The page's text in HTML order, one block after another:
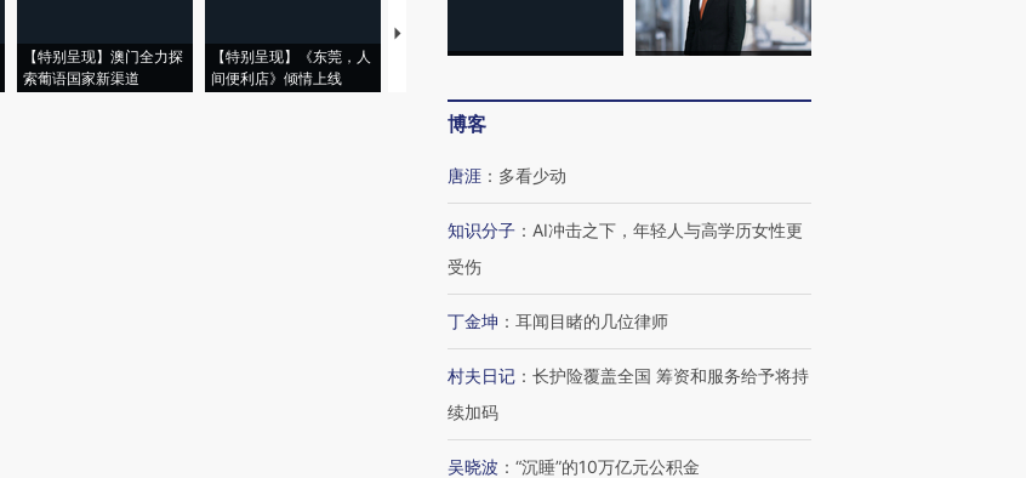
【特别呈现】澳门全力探
索葡语国家新渠道
【特别呈现】《东莞，人
间便利店》倾情上线
【推广】走进第四届链博
会，让数智科技“链”接产
【特别呈现】寻找100种
【商旅对话】华住集团
CFO：不靠规模取胜，华
博客
唐涯 ： 多看少动
知识分子 ： AI冲击之下，年轻人与高学历女性更
受伤
丁金坤 ： 耳闻目睹的几位律师
村夫日记 ： 长护险覆盖全国 筹资和服务给予将持
续加码
吴晓波 ： “沉睡”的10万亿元公积金